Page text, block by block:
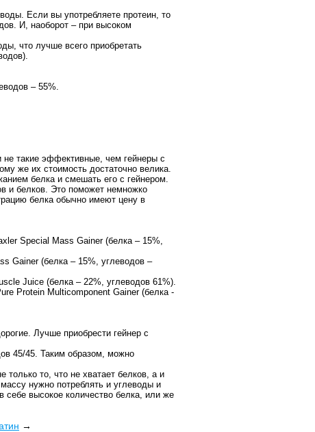
Если вы употребляете протеин, то
И, наоборот – при высоком
что лучше всего приобретать
– 55%.
не такие эффективные, чем гейнеры с
же их стоимость достаточно велика.
белка и смешать его с гейнером.
и белков. Это поможет немножко
белка обычно имеют цену в
Special Mass Gainer (белка – 15%,
Gainer (белка – 15%, углеводов –
Juice (белка – 22%, углеводов 61%).
Protein Multicomponent Gainer (белка -
Лучше приобрести гейнер с
45/45. Таким образом, можно
то, что не хватает белков, а и
нужно потреблять и углеводы и
себе высокое количество белка, или же
→